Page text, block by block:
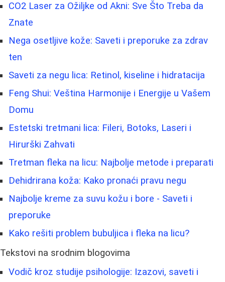
CO2 Laser za Ožiljke od Akni: Sve Što Treba da
Znate
Nega osetljive kože: Saveti i preporuke za zdrav
ten
Saveti za negu lica: Retinol, kiseline i hidratacija
Feng Shui: Veština Harmonije i Energije u Vašem
Domu
Estetski tretmani lica: Fileri, Botoks, Laseri i
Hirurški Zahvati
Tretman fleka na licu: Najbolje metode i preparati
Dehidrirana koža: Kako pronaći pravu negu
Najbolje kreme za suvu kožu i bore - Saveti i
preporuke
Kako rešiti problem bubuljica i fleka na licu?
Tekstovi na srodnim blogovima
Vodič kroz studije psihologije: Izazovi, saveti i